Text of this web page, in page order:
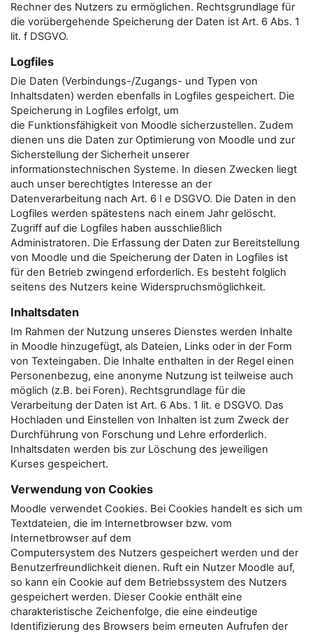
Rechner des Nutzers zu ermöglichen. Rechtsgrundlage für
die vorübergehende Speicherung der Daten ist Art. 6 Abs. 1
lit. f DSGVO.
Logfiles
Die Daten (Verbindungs-/Zugangs- und Typen von
Inhaltsdaten) werden ebenfalls in Logfiles gespeichert. Die
Speicherung in Logfiles erfolgt, um
die Funktionsfähigkeit von Moodle sicherzustellen. Zudem
dienen uns die Daten zur Optimierung von Moodle und zur
Sicherstellung der Sicherheit unserer
informationstechnischen Systeme. In diesen Zwecken liegt
auch unser berechtigtes Interesse an der
Datenverarbeitung nach Art. 6 I e DSGVO. Die Daten in den
Logfiles werden spätestens nach einem Jahr gelöscht.
Zugriff auf die Logfiles haben ausschließlich
Administratoren. Die Erfassung der Daten zur Bereitstellung
von Moodle und die Speicherung der Daten in Logfiles ist
für den Betrieb zwingend erforderlich. Es besteht folglich
seitens des Nutzers keine Widerspruchsmöglichkeit.
Inhaltsdaten
Im Rahmen der Nutzung unseres Dienstes werden Inhalte
in Moodle hinzugefügt, als Dateien, Links oder in der Form
von Texteingaben. Die Inhalte enthalten in der Regel einen
Personenbezug, eine anonyme Nutzung ist teilweise auch
möglich (z.B. bei Foren). Rechtsgrundlage für die
Verarbeitung der Daten ist Art. 6 Abs. 1 lit. e DSGVO. Das
Hochladen und Einstellen von Inhalten ist zum Zweck der
Durchführung von Forschung und Lehre erforderlich.
Inhaltsdaten werden bis zur Löschung des jeweiligen
Kurses gespeichert.
Verwendung von Cookies
Moodle verwendet Cookies. Bei Cookies handelt es sich um
Textdateien, die im Internetbrowser bzw. vom
Internetbrowser auf dem
Computersystem des Nutzers gespeichert werden und der
Benutzerfreundlichkeit dienen. Ruft ein Nutzer Moodle auf,
so kann ein Cookie auf dem Betriebssystem des Nutzers
gespeichert werden. Dieser Cookie enthält eine
charakteristische Zeichenfolge, die eine eindeutige
Identifizierung des Browsers beim erneuten Aufrufen der